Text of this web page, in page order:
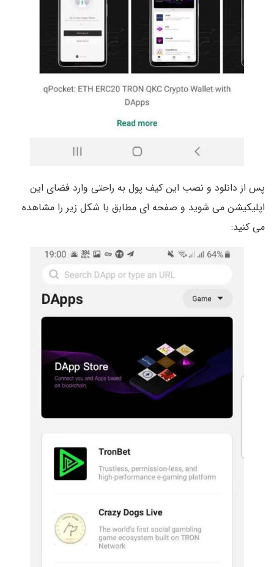
پس از دانلود و نصب این کیف پول به راحتی وارد فضای این
اپلیکیشن می شوید و صفحه ای مطابق با شکل زیر را مشاهده
می کنید: